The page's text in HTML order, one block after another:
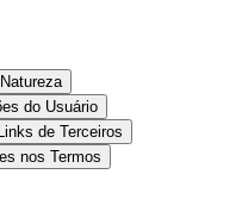
do Usuário
de Terceiros
nos Termos